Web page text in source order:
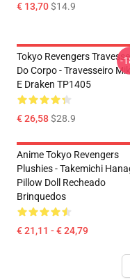
€ 13,70$14.9
Tokyo Revengers
Do Corpo - Travesseiro
E Draken TP1405
€ 26,58$28.9
-
Anime Tokyo Revengers
Plushies - Takemichi
Pillow Doll Recheado
Brinquedos
€ 21,11 - € 24,79